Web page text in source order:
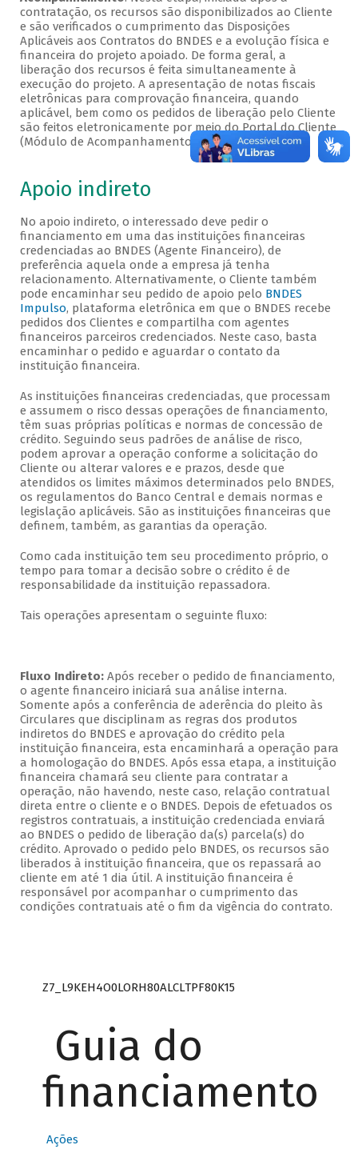
contratação, os recursos são disponibilizados ao Cliente
e são verificados o cumprimento das Disposições
Aplicáveis aos Contratos do BNDES e a evolução física e
financeira do projeto apoiado. De forma geral, a
liberação dos recursos é feita simultaneamente à
execução do projeto. A apresentação de notas fiscais
eletrônicas para comprovação financeira, quando
aplicável, bem como os pedidos de liberação pelo Cliente
são feitos eletronicamente por meio do Portal do Cliente
(Módulo de Acompanhamento).
Apoio indireto
No apoio indireto, o interessado deve pedir o
financiamento em uma das instituições financeiras
credenciadas ao BNDES (Agente Financeiro), de
preferência aquela onde a empresa já tenha
relacionamento. Alternativamente, o Cliente também
pode encaminhar seu pedido de apoio pelo BNDES
Impulso, plataforma eletrônica em que o BNDES recebe
pedidos dos Clientes e compartilha com agentes
financeiros parceiros credenciados. Neste caso, basta
encaminhar o pedido e aguardar o contato da
instituição financeira.
As instituições financeiras credenciadas, que processam
e assumem o risco dessas operações de financiamento,
têm suas próprias políticas e normas de concessão de
crédito. Seguindo seus padrões de análise de risco,
podem aprovar a operação conforme a solicitação do
Cliente ou alterar valores e e prazos, desde que
atendidos os limites máximos determinados pelo BNDES,
os regulamentos do Banco Central e demais normas e
legislação aplicáveis. São as instituições financeiras que
definem, também, as garantias da operação.
Como cada instituição tem seu procedimento próprio, o
tempo para tomar a decisão sobre o crédito é de
responsabilidade da instituição repassadora.
Tais operações apresentam o seguinte fluxo:
Fluxo Indireto: Após receber o pedido de financiamento,
o agente financeiro iniciará sua análise interna.
Somente após a conferência de aderência do pleito às
Circulares que disciplinam as regras dos produtos
indiretos do BNDES e aprovação do crédito pela
instituição financeira, esta encaminhará a operação para
a homologação do BNDES. Após essa etapa, a instituição
financeira chamará seu cliente para contratar a
operação, não havendo, neste caso, relação contratual
direta entre o cliente e o BNDES. Depois de efetuados os
registros contratuais, a instituição credenciada enviará
ao BNDES o pedido de liberação da(s) parcela(s) do
crédito. Aprovado o pedido pelo BNDES, os recursos são
liberados à instituição financeira, que os repassará ao
cliente em até 1 dia útil. A instituição financeira é
responsável por acompanhar o cumprimento das
condições contratuais até o fim da vigência do contrato.
Z7_L9KEH4O0LORH80ALCLTPF80K15
Guia do
financiamento
Ações